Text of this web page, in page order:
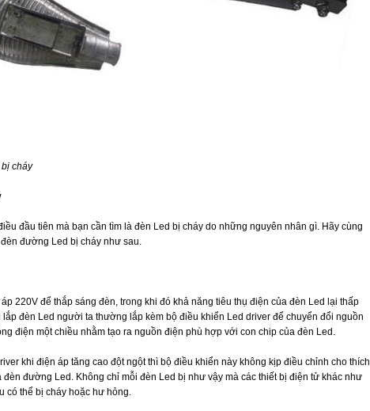
cháy
đầu tiên mà bạn cần tìm là đèn Led bị cháy do những nguyên nhân gì. Hãy cùng
đường Led bị cháy như sau.
220V để thắp sáng đèn, trong khi đó khả năng tiêu thụ điện của đèn Led lại thấp
đèn Led người ta thường lắp kèm bộ điều khiển Led driver để chuyển đổi nguồn
điện một chiều nhằm tạo ra nguồn điện phù hợp với con chip của đèn Led.
khi điện áp tăng cao đột ngột thì bộ điều khiển này không kịp điều chỉnh cho thích
đường Led. Không chỉ mỗi đèn Led bị như vậy mà các thiết bị điện tử khác như
có thể bị cháy hoặc hư hỏng.